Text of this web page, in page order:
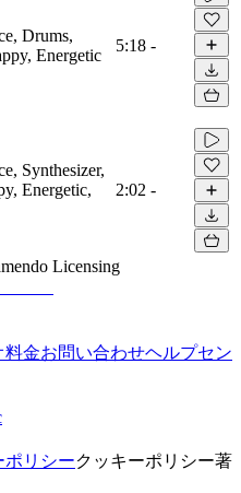
Drums,
Energetic
5:18 -
Synthesizer,
Energetic,
2:02 -
Licensing
料金お問い合わせヘルプセン
ポリシークッキーポリシー著